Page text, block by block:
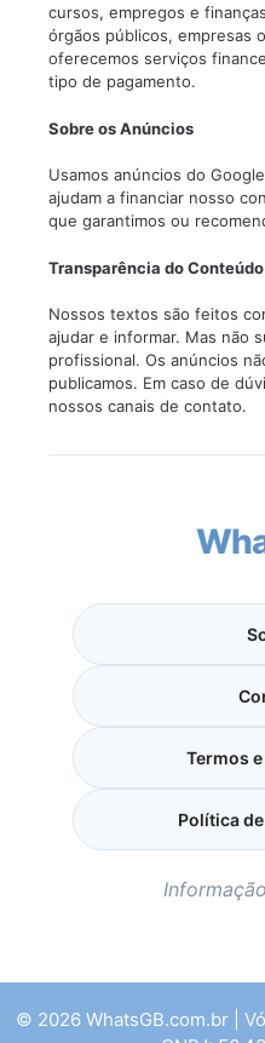
cursos, empregos e
órgãos públicos, empresas
oferecemos serviços
tipo de pagamento.
Sobre os Anúncios
Usamos anúncios do
ajudam a financiar nosso
que garantimos ou
Transparência do Conteúdo
Nossos textos são feitos
ajudar e informar. Mas não
profissional. Os anúncios
publicamos. Em caso de
nossos canais de contato.
Termos
Política
© 2026 WhatsGB.com.br |